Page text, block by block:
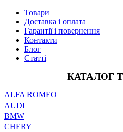
Товари
Доставка і оплата
Гарантії і повернення
Контакти
Блог
Статті
КАТАЛОГ
ALFA ROMEO
AUDI
BMW
CHERY